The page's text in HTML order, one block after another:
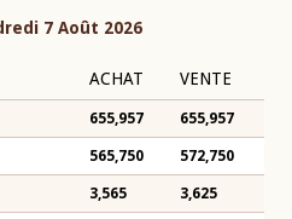
7 Août 2026
ACHAT VENTE
655,957 655,957
565,750 572,750
3,565 3,625